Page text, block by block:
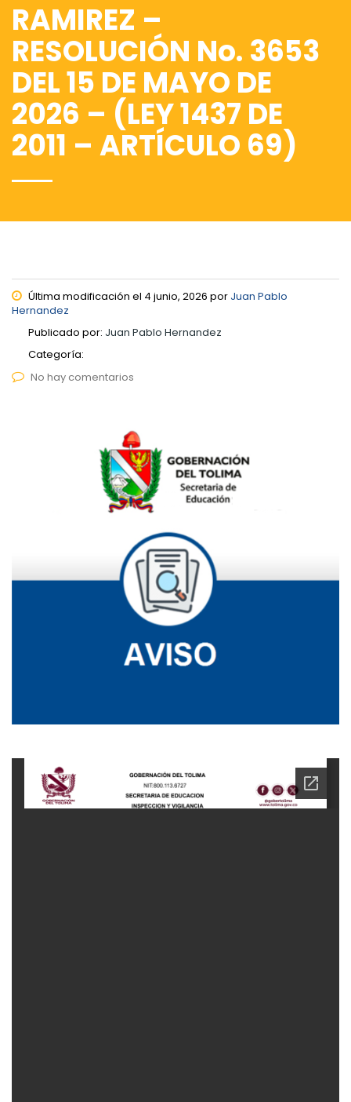
RAMIREZ –
RESOLUCIÓN No. 3653
DEL 15 DE MAYO DE
2026 – (LEY 1437 DE
2011 – ARTÍCULO 69)
Última modificación el 4 junio, 2026 por Juan Pablo
Hernandez
Publicado por: Juan Pablo Hernandez
Categoría:
No hay comentarios